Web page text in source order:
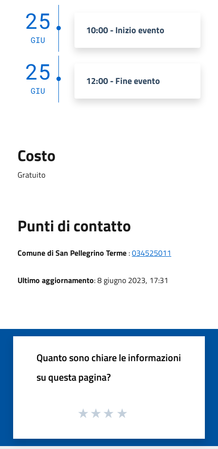
25
GIU
10:00 - Inizio evento
25
GIU
12:00 - Fine evento
Costo
Gratuito
Punti di contatto
Comune di San Pellegrino Terme :034525011
Ultimo aggiornamento: 8 giugno 2023, 17:31
Quanto sono chiare le informazioni
su questa pagina?